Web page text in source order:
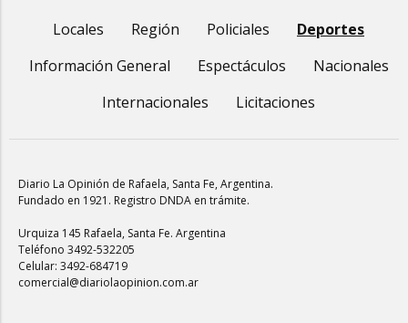
Locales Región Policiales
Deportes
Información General
Espectáculos
Nacionales
Internacionales
Licitaciones
Diario La Opinión de Rafaela, Santa Fe, Argentina.
Fundado en 1921. Registro DNDA en trámite.
Urquiza 145 Rafaela, Santa Fe. Argentina
Teléfono 3492-532205
Celular: 3492-684719
comercial@diariolaopinion.com.ar